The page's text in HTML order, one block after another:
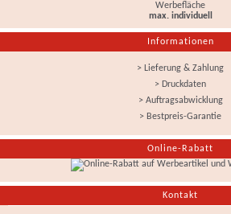
Werbefläche
max. individuell
Informationen
> Lieferung & Zahlung
> Druckdaten
> Auftragsabwicklung
> Bestpreis-Garantie
Online-Rabatt
Kontakt